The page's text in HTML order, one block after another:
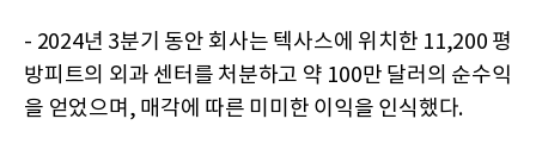
- 2024년 3분기 동안 회사는 텍사스에 위치한 11,200 평
방피트의 외과 센터를 처분하고 약 100만 달러의 순수익
을 얻었으며, 매각에 따른 미미한 이익을 인식했다.